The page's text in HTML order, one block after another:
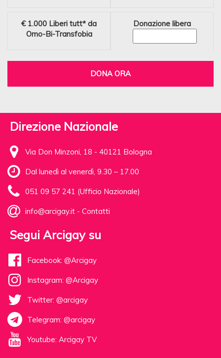
€ 1.000 Liberi tutt* da
Omo-Bi-Transfobia
Donazione libera
DONA ORA
Direzione Nazionale
Via Don Minzoni, 18 - 40121 Bologna
Dal lunedì al venerdì, 9.30 – 17.00
051 09 57 241 (Ufficio Nazionale)
info@arcigay.it - Contatti
Segui Arcigay su
Facebook: @Arcigay
Instagram: @Arcigay
Twitter: @arcigay
Telegram: @arcigay
Youtube: Arcigay TV